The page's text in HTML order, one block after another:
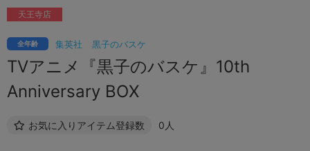
集英社 黒子のバスケ
全年齢
TVアニメ『黒子のバスケ』10th
Anniversary BOX
お気に入りアイテム登録数 0人
天王寺店